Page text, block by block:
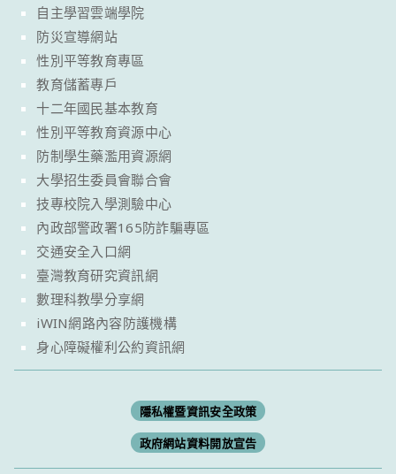
自主學習雲端學院
防災宣導網站
性別平等教育專區
教育儲蓄專戶
十二年國民基本教育
性別平等教育資源中心
防制學生藥濫用資源網
大學招生委員會聯合會
技專校院入學測驗中心
內政部警政署165防詐騙專區
交通安全入口網
臺灣教育研究資訊網
數理科教學分享網
iWIN網路內容防護機構
身心障礙權利公約資訊網
隱私權暨資訊安全政策
政府網站資料開放宣告